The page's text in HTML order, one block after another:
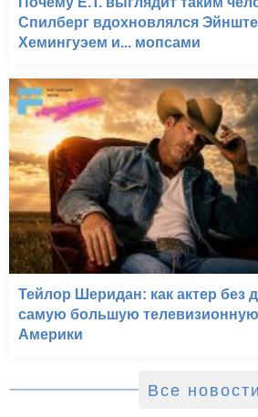
Спилберг вдохновлялся
Хемингуэем и... мопсами
Тейлор Шеридан: как актер без
самую большую
Америки
Все новости